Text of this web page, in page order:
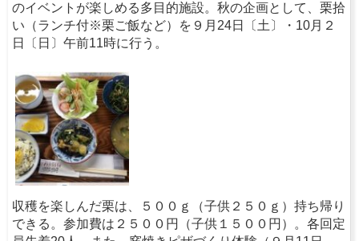
のイベントが楽しめる多目的施設。秋の企画として、栗拾
い（ランチ付※栗ご飯など）を９月24日〔土〕・10月２
日〔日〕午前11時に行う。
収穫を楽しんだ栗は、５００ｇ（子供２５０ｇ）持ち帰り
できる。参加費は２５００円（子供１５００円）。各回定